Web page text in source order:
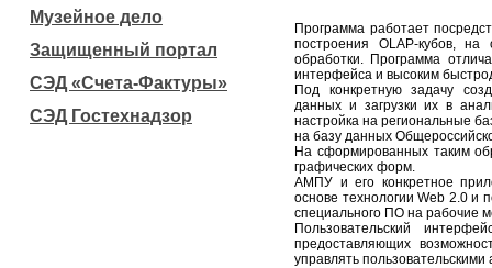
Музейное дело
Защищенный портал
СЭД «Счета-Фактуры»
СЭД Гостехнадзор
Программа работает
построения OLAP-кубов,
обработки. Программа
интерфейса и высоким
Под конкретную задачу
данных и загрузки их в
настройка на региональные
на базу данных
На сформированных таким
графических форм.
АМПУ и его конкретное
основе технологии Web 2.0 и
специального ПО на рабочие
Пользовательский
предоставляющих
управлять